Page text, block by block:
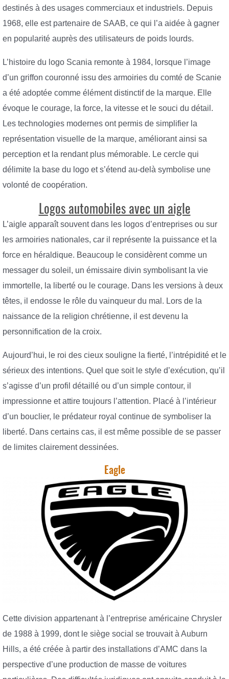
destinés à des usages commerciaux et industriels. Depuis
1968, elle est partenaire de SAAB, ce qui l’a aidée à gagner
en popularité auprès des utilisateurs de poids lourds.
L’histoire du logo Scania remonte à 1984, lorsque l’image
d’un griffon couronné issu des armoiries du comté de Scanie
a été adoptée comme élément distinctif de la marque. Elle
évoque le courage, la force, la vitesse et le souci du détail.
Les technologies modernes ont permis de simplifier la
représentation visuelle de la marque, améliorant ainsi sa
perception et la rendant plus mémorable. Le cercle qui
délimite la base du logo et s’étend au-delà symbolise une
volonté de coopération.
Logos automobiles avec un aigle
L’aigle apparaît souvent dans les logos d’entreprises ou sur
les armoiries nationales, car il représente la puissance et la
force en héraldique. Beaucoup le considèrent comme un
messager du soleil, un émissaire divin symbolisant la vie
immortelle, la liberté ou le courage. Dans les versions à deux
têtes, il endosse le rôle du vainqueur du mal. Lors de la
naissance de la religion chrétienne, il est devenu la
personnification de la croix.
Aujourd’hui, le roi des cieux souligne la fierté, l’intrépidité et le
sérieux des intentions. Quel que soit le style d’exécution, qu’il
s’agisse d’un profil détaillé ou d’un simple contour, il
impressionne et attire toujours l’attention. Placé à l’intérieur
d’un bouclier, le prédateur royal continue de symboliser la
liberté. Dans certains cas, il est même possible de se passer
de limites clairement dessinées.
Eagle
Cette division appartenant à l’entreprise américaine Chrysler
de 1988 à 1999, dont le siège social se trouvait à Auburn
Hills, a été créée à partir des installations d’AMC dans la
perspective d’une production de masse de voitures